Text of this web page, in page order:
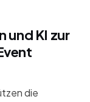
und KI zur
die